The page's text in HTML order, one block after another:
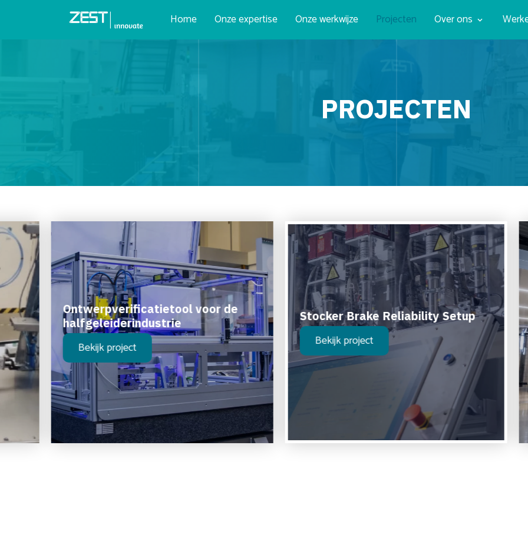
Home Onze expertise Onze werkwijze Projecten Over ons
PROJECTEN
Ontwerpverificatietool voor de
halfgeleiderindustrie
Bekijk project
Stocker Brake Reliability Setup
Bekijk project